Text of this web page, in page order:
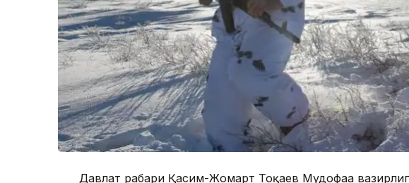
Давлат раҳбари Қасим-Жомарт Тоқаев Мудофаа